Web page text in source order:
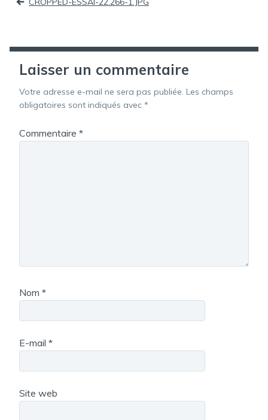
Laisser un commentaire
Votre adresse e-mail ne sera pas publiée. Les champs
obligatoires sont indiqués avec *
Commentaire *
Nom *
E-mail *
Site web